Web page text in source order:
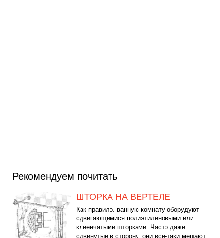
Рекомендуем почитать
ШТОРКА НА ВЕРТЕЛЕ
Как правило, ванную комнату оборудуют
сдвигающимися полиэтиленовыми или
клеенчатыми шторками. Часто даже
сдвинутые в сторону, они все-таки мешают,